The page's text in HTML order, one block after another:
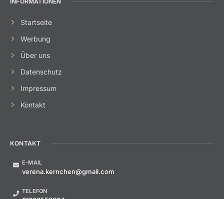
Startseite
Werbung
Über uns
Datenschutz
Impressum
Kontakt
KONTAKT
E-MAIL
verena.kernchen@gmail.com
TELEFON